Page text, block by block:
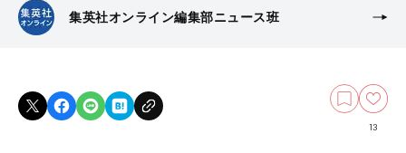
集英社オンライン編集部ニュース班
13